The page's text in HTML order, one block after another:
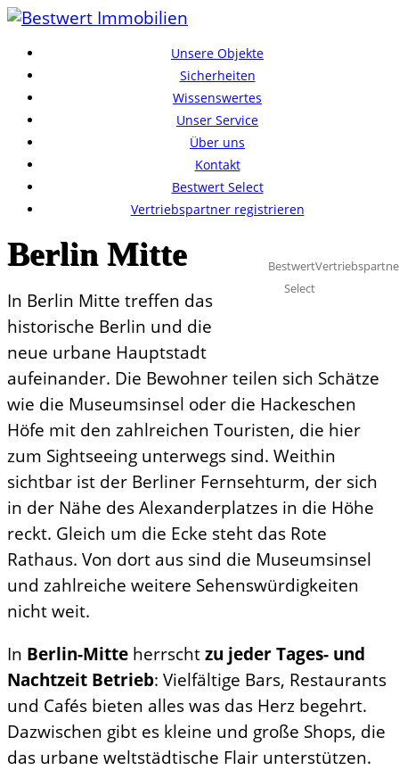
Unsere Objekte
Sicherheiten
Wissenswertes
Unser Service
Über uns
Kontakt
Bestwert Select
Vertriebspartner registrieren
Bestwert
Select
Berlin Mitte
In Berlin Mitte treffen das
historische Berlin und die
neue urbane Hauptstadt
aufeinander. Die Bewohner teilen sich Schätze
wie die Museumsinsel oder die Hackeschen
Höfe mit den zahlreichen Touristen, die hier
zum Sightseeing unterwegs sind. Weithin
sichtbar ist der Berliner Fernsehturm, der sich
in der Nähe des Alexanderplatzes in die Höhe
reckt. Gleich um die Ecke steht das Rote
Rathaus. Von dort aus sind die Museumsinsel
und zahlreiche weitere Sehenswürdigkeiten
nicht weit.
In Berlin-Mitte herrschtzu jeder Tages- und
Nachtzeit Betrieb: Vielfältige Bars, Restaurants
und Cafés bieten alles was das Herz begehrt.
Dazwischen gibt es kleine und große Shops, die
das urbane weltstädtische Flair unterstützen.